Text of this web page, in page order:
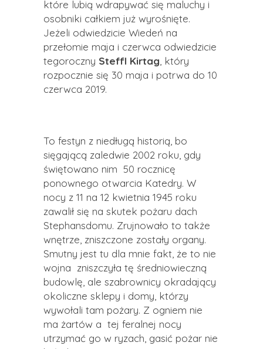
które lubią wdrapywać się maluchy i
osobniki całkiem już wyrośnięte.
Jeżeli odwiedzicie Wiedeń na
przełomie maja i czerwca odwiedzicie
tegoroczny Steffl Kirtag , który
rozpocznie się 30 maja i potrwa do 10
czerwca 2019.
To festyn z niedługą historią, bo
sięgającą zaledwie 2002 roku, gdy
świętowano nim 50 rocznicę
ponownego otwarcia Katedry. W
nocy z 11 na 12 kwietnia 1945 roku
zawalił się na skutek pożaru dach
Stephansdomu. Zrujnowało to także
wnętrze, zniszczone zostały organy.
Smutny jest tu dla mnie fakt, że to nie
wojna zniszczyła tę średniowieczną
budowlę, ale szabrownicy okradający
okoliczne sklepy i domy, którzy
wywołali tam pożary. Z ogniem nie
ma żartów a tej feralnej nocy
utrzymać go w ryzach, gasić pożar nie